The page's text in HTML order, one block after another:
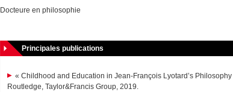
Docteure en philosophie
Principales publications
« Childhood and Education in Jean-François Lyotard’s
Routledge, Taylor&Francis Group, 2019.